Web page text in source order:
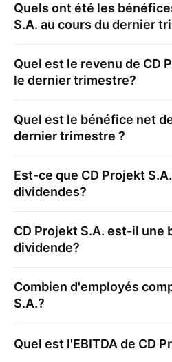
Quels ont été les
S.A. au cours du dernier
Quel est le revenu de CD
le dernier trimestre?
Quel est le bénéfice net
dernier trimestre ?
Est-ce que CD Projekt S.A.
dividendes?
CD Projekt S.A. est-il une
dividende?
Combien d'employés
S.A.?
Quel est l'EBITDA de CD